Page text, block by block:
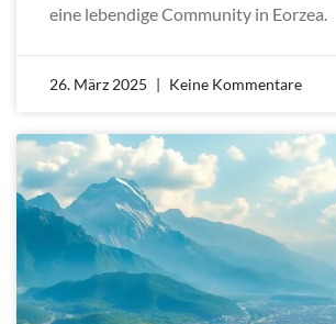
eine lebendige Community in Eorzea.
26. März 2025 Keine Kommentare